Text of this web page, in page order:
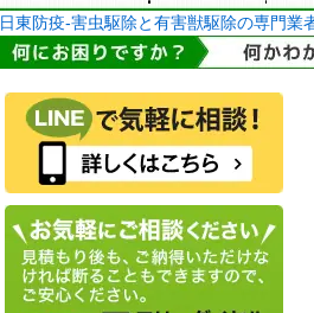
日東防疫-害虫駆除と有害獣駆除の専門業